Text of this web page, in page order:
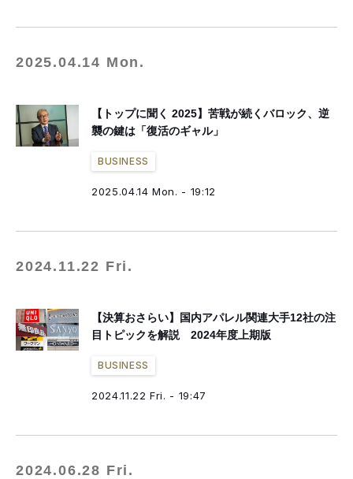
2025.04.14 Mon.
【トップに聞く 2025】苦戦が続くバロック、逆
襲の鍵は「復活のギャル」
BUSINESS
2025.04.14 Mon. - 19:12
2024.11.22 Fri.
【決算おさらい】国内アパレル関連大手12社の注
目トピックを解説 2024年度上期版
BUSINESS
2024.11.22 Fri. - 19:47
2024.06.28 Fri.